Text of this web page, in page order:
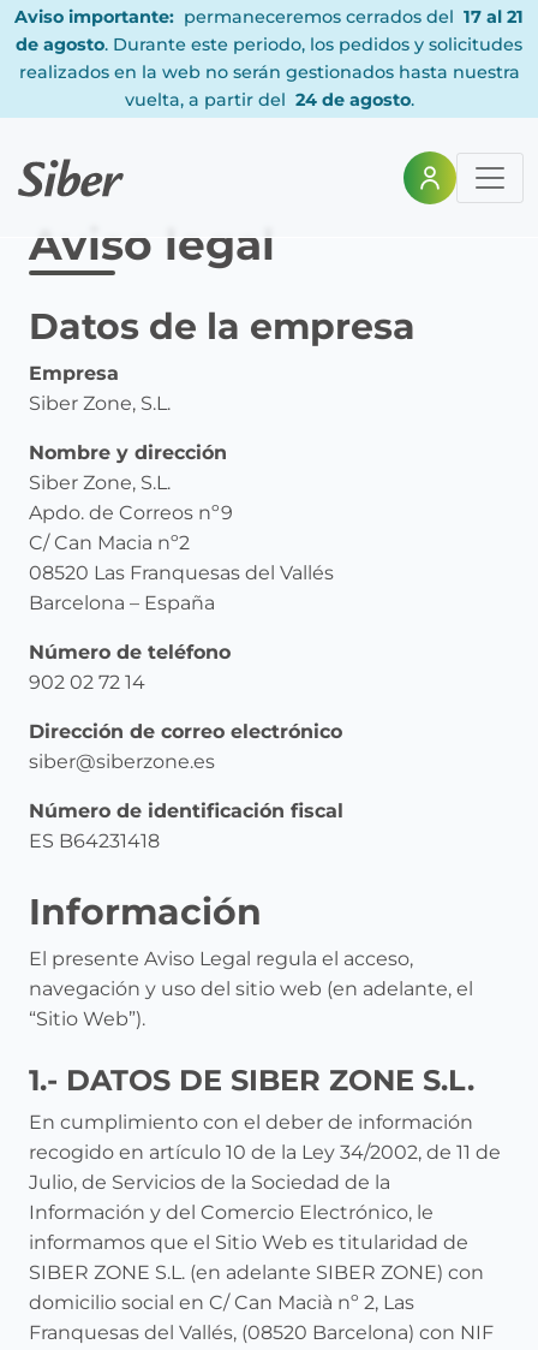
Aviso importante: permaneceremos cerrados del 17 al 21
de agosto. Durante este periodo, los pedidos y solicitudes
realizados en la web no serán gestionados hasta nuestra
vuelta, a partir del 24 de agosto.
Aviso legal
Datos de la empresa
Empresa
Siber Zone, S.L.
Nombre y dirección
Siber Zone, S.L.
Apdo. de Correos nº9
C/ Can Macia nº2
08520 Las Franquesas del Vallés
Barcelona – España
Número de teléfono
902 02 72 14
Dirección de correo electrónico
siber@siberzone.es
Número de identificación fiscal
ES B64231418
Información
El presente Aviso Legal regula el acceso,
navegación y uso del sitio web (en adelante, el
“Sitio Web”).
1.- DATOS DE SIBER ZONE S.L.
En cumplimiento con el deber de información
recogido en artículo 10 de la Ley 34/2002, de 11 de
Julio, de Servicios de la Sociedad de la
Información y del Comercio Electrónico, le
informamos que el Sitio Web es titularidad de
SIBER ZONE S.L. (en adelante SIBER ZONE) con
domicilio social en C/ Can Macià nº 2, Las
Franquesas del Vallés, (08520 Barcelona) con NIF